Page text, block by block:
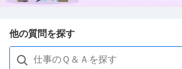
他の質問を探す